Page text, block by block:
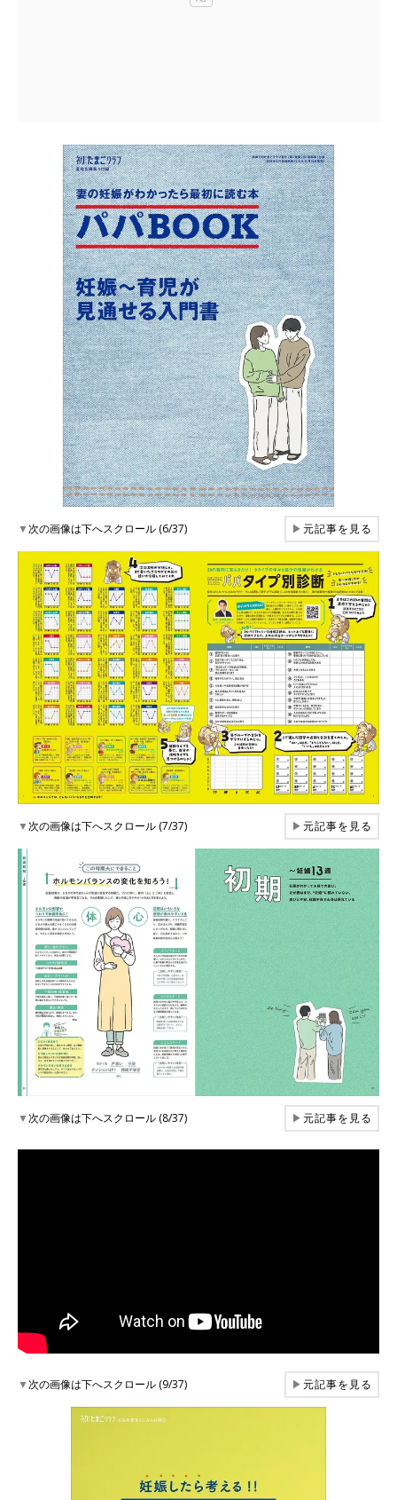
▼次の画像は下へスクロール (6/37) ▶元記事を見る
▼次の画像は下へスクロール (7/37) ▶元記事を見る
▼次の画像は下へスクロール (8/37) ▶元記事を見る
▼次の画像は下へスクロール (9/37) ▶元記事を見る